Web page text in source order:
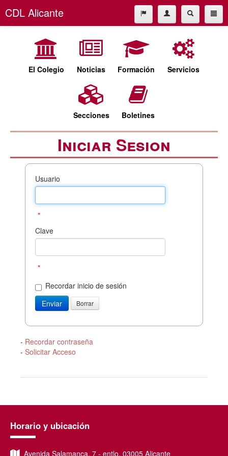
CDL Alicante
Formación
cdl@cdlalicante.org
El Colegio Noticias Formación Servicios
Secciones Boletines
Iniciar Sesion
Usuario
*
Clave
*
Recordar inicio de sesión
- Recordar contraseña
- Solicitar Acceso
Horario y ubicación
Avenida Salamanca, 7 - entlo, 03005 Alicante